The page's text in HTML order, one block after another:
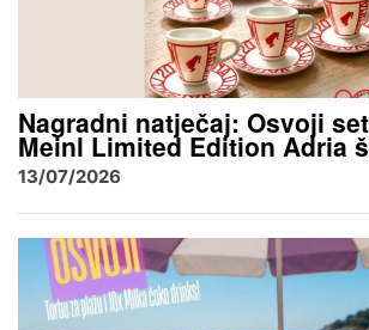
Nagradni natječaj: Osvoji
Meinl Limited Edition Adria
13/07/2026